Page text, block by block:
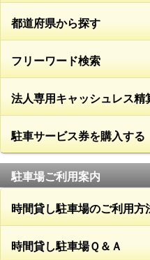
都道府県から探す
フリーワード検索
法人専用キャッシュレス精
駐車サービス券を購入する
駐車場ご利用案内
時間貸し駐車場のご利用方
時間貸し駐車場Ｑ＆Ａ